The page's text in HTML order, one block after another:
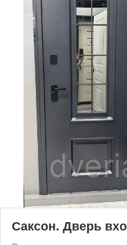
Саксон. Дверь